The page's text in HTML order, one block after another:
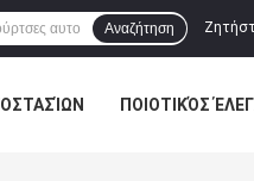
Αναζήτηση
ΠΟΙΟΤΙΚΌΣ